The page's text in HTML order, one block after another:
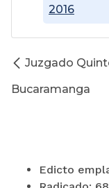
2016
Juzgado
Bucaramanga
18 de
Edicto